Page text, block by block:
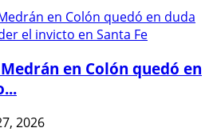
en Colón quedó en
2026